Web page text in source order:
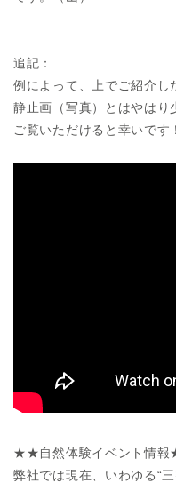
追記：
例によって、上でご紹介し
静止画（写真）とはやはり
ご覧いただけると幸いです！
★★自然体験イベント情
弊社では現在、いわゆる“